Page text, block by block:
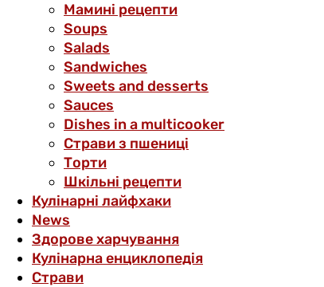
Мамині рецепти
Soups
Salads
Sandwiches
Sweets and desserts
Sauces
Dishes in a multicooker
Страви з пшениці
Торти
Шкільні рецепти
Кулінарні лайфхаки
News
Здорове харчування
Кулінарна енциклопедія
Страви